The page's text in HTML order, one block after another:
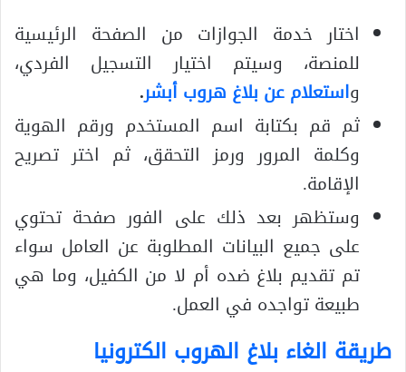
اختار خدمة الجوازات من الصفحة الرئيسية
للمنصة، وسيتم اختيار التسجيل الفردي،
واستعلام عن بلاغ هروب أبشر.
ثم قم بكتابة اسم المستخدم ورقم الهوية
وكلمة المرور ورمز التحقق، ثم اختر تصريح
الإقامة.
وستظهر بعد ذلك على الفور صفحة تحتوي
على جميع البيانات المطلوبة عن العامل سواء
تم تقديم بلاغ ضده أم لا من الكفيل، وما هي
طبيعة تواجده في العمل.
طريقة الغاء بلاغ الهروب الكترونيا